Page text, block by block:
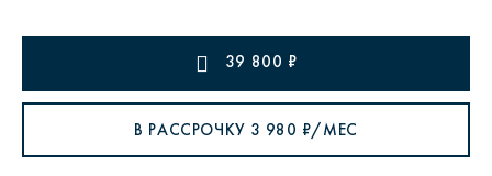
39 800 ₽
В РАССРОЧКУ 3 980 ₽/МЕС